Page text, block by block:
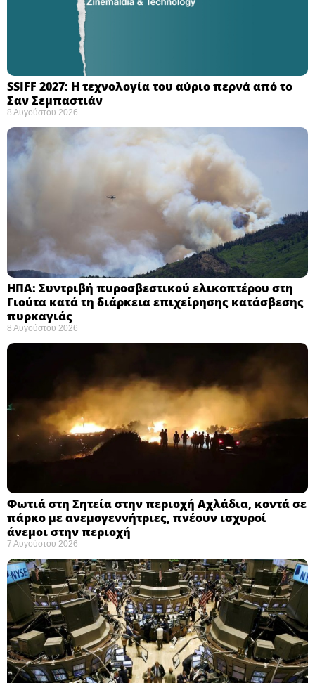
SSIFF 2027: Η τεχνολογία του αύριο περνά από το
Σαν Σεμπαστιάν ​
8 Αυγούστου 2026
ΗΠΑ: Συντριβή πυροσβεστικού ελικοπτέρου στη
Γιούτα κατά τη διάρκεια επιχείρησης κατάσβεσης
πυρκαγιάς ​
8 Αυγούστου 2026
Φωτιά στη Σητεία στην περιοχή Αχλάδια, κοντά σε
πάρκο με ανεμογεννήτριες, πνέουν ισχυροί
άνεμοι στην περιοχή
7 Αυγούστου 2026